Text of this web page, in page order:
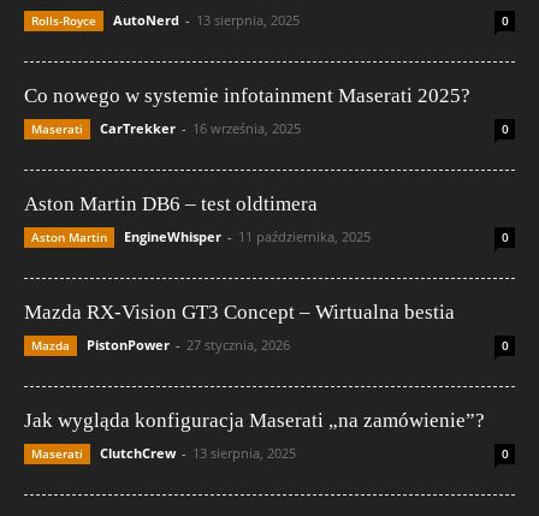
Rolls-Royce AutoNerd - 13 sierpnia, 2025 0
Co nowego w systemie infotainment Maserati 2025?
Maserati CarTrekker - 16 września, 2025 0
Aston Martin DB6 – test oldtimera
Aston Martin EngineWhisper - 11 października, 2025 0
Mazda RX-Vision GT3 Concept – Wirtualna bestia
Mazda PistonPower - 27 stycznia, 2026 0
Jak wygląda konfiguracja Maserati „na zamówienie”?
Maserati ClutchCrew - 13 sierpnia, 2025 0